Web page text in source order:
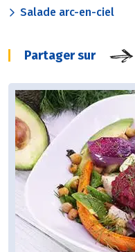
Salade arc-en-ciel
Partager sur